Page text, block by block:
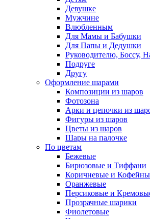
Девушке
Мужчине
Влюбленным
Для Мамы и Бабушки
Для Папы и Дедушки
Руководителю, Боссу,
Подруге
Другу
Оформление шарами
Композиции из шаров
Фотозона
Арки и цепочки из
Фигуры из шаров
Цветы из шаров
Шары на палочке
По цветам
Бежевые
Бирюзовые и Тиффани
Коричневые и
Оранжевые
Персиковые и
Прозрачные шарики
Фиолетовые